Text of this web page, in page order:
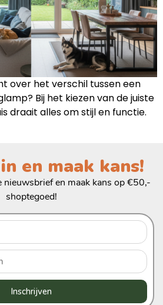
over het verschil tussen een
Bij het kiezen van de juiste
draait alles om stijl en functie.
en maak kans!
nieuwsbrief en maak kans op €50,-
shoptegoed!
Inschrijven